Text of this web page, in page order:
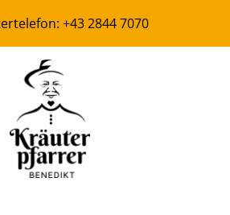
+43 2844 7070